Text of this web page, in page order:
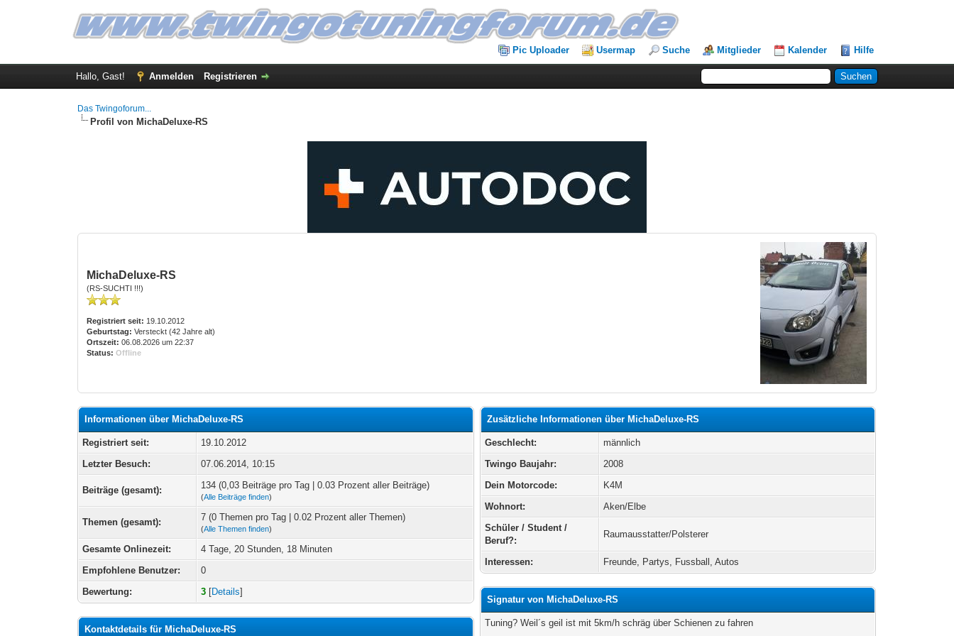
Pic Uploader Usermap Suche Mitglieder Kalender Hilfe
Hallo, Gast! Anmelden Registrieren
Das Twingoforum...
Profil von MichaDeluxe-RS
MichaDeluxe-RS
(RS-SUCHTI !!!)
Registriert seit: 19.10.2012
Geburtstag: Versteckt (42 Jahre alt)
Ortszeit: 06.08.2026 um 22:37
Status: Offline
Informationen über MichaDeluxe-RS
Registriert seit:
19.10.2012
Letzter Besuch:
07.06.2014, 10:15
Beiträge (gesamt): 134 (0,03 Beiträge pro Tag | 0.03 Prozent aller Beiträge)
(Alle Beiträge finden)
Themen (gesamt): 7 (0 Themen pro Tag | 0.02 Prozent aller Themen)
(Alle Themen finden)
Gesamte Onlinezeit:
4 Tage, 20 Stunden, 18 Minuten
Empfohlene Benutzer:
0
Bewertung:
3 [Details]
Kontaktdetails für MichaDeluxe-RS
Zusätzliche Informationen über MichaDeluxe-RS
Geschlecht:
männlich
Twingo Baujahr:
2008
Dein Motorcode:
K4M
Wohnort:
Aken/Elbe
Schüler / Student /
Beruf?:
Raumausstatter/Polsterer
Interessen: Freunde, Partys, Fussball, Autos
Signatur von MichaDeluxe-RS
Tuning? Weil´s geil ist mit 5km/h schräg über Schienen zu fahren